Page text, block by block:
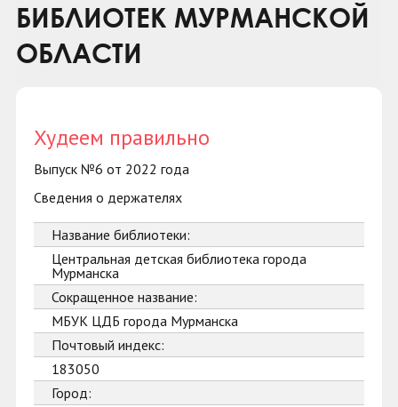
БИБЛИОТЕК МУРМАНСКОЙ
ОБЛАСТИ
Худеем правильно
Выпуск №6 от 2022 года
Сведения о держателях
Название библиотеки:
Центральная детская библиотека города
Мурманска
Сокращенное название:
МБУК ЦДБ города Мурманска
Почтовый индекс:
183050
Город: